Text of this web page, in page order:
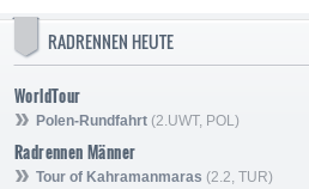
RADRENNEN HEUTE
WorldTour
Polen-Rundfahrt (2.UWT, POL)
Radrennen Männer
Tour of Kahramanmaras (2.2, TUR)